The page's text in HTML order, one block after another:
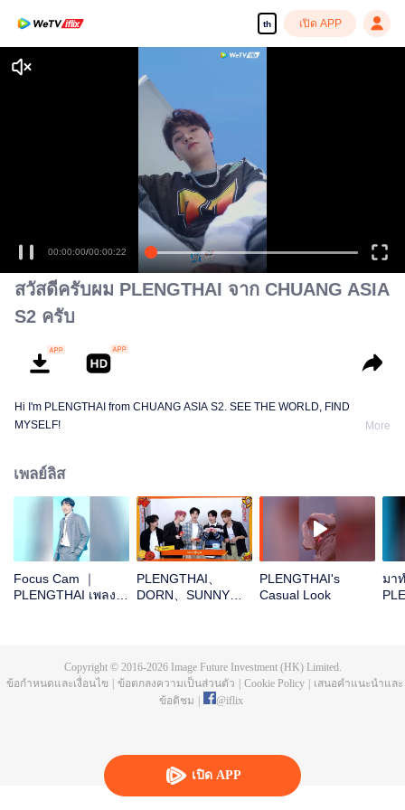
th เปิด APP
เปิด APP
00:00:00/00:00:22
สวัสดีครับผม PLENGTHAI จาก CHUANG ASIA
S2 ครับ
Hi I'm PLENGTHAI from CHUANG ASIA S2. SEE THE WORLD, FIND
MYSELF!
More
เพลย์ลิส
Focus Cam ｜
PLENGTHAI เพลง
PLENGTHAI、
DORN、SUNNY、
the New Year! Let's
witness the luck
together!
PLENGTHAI's
Casual Look
มา
Copyright © 2016-2026Image Future Investment (HK) Limited.
ข้อกำหนดและเงื่อนไข
ข้อตกลงความเป็นส่วนตัว Cookie Policy
เสนอคำแนะนำและ
ข้อติชม
@iflix